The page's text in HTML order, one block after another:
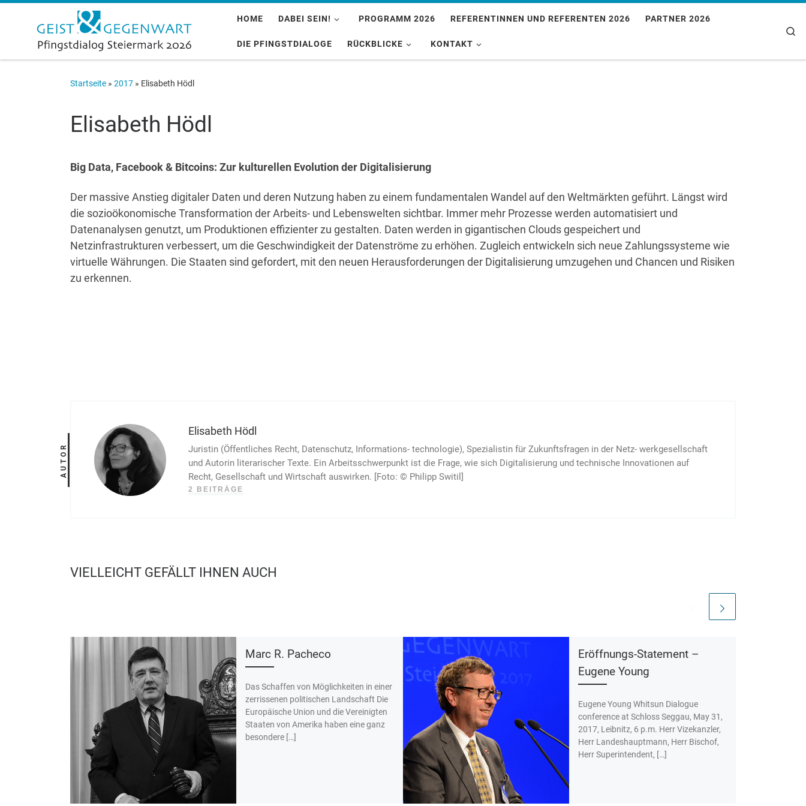
Zum Inhalt springen HOME DABEI SEIN! PROGRAMM 2026 REFERENTINNEN UND REFERENTEN 2026 PARTNER 2026
DIE PFINGSTDIALOGE RÜCKBLICKE KONTAKT
Startseite » 2017 » Elisabeth Hödl
Elisabeth Hödl
Big Data, Facebook & Bitcoins: Zur kulturellen Evolution der Digitalisierung
Der massive Anstieg digitaler Daten und deren Nutzung haben zu einem fundamentalen Wandel auf den Weltmärkten geführt. Längst wird
die sozioökonomische Transformation der Arbeits- und Lebenswelten sichtbar. Immer mehr Prozesse werden automatisiert und
Datenanalysen genutzt, um Produktionen effizienter zu gestalten. Daten werden in gigantischen Clouds gespeichert und
Netzinfrastrukturen verbessert, um die Geschwindigkeit der Datenströme zu erhöhen. Zugleich entwickeln sich neue Zahlungssysteme wie
virtuelle Währungen. Die Staaten sind gefordert, mit den neuen Herausforderungen der Digitalisierung umzugehen und Chancen und Risiken
zu erkennen.
AUTOR
Elisabeth Hödl
Juristin (Öffentliches Recht, Datenschutz, Informations- technologie), Spezialistin für Zukunftsfragen in der Netz- werkgesellschaft
und Autorin literarischer Texte. Ein Arbeitsschwerpunkt ist die Frage, wie sich Digitalisierung und technische Innovationen auf
Recht, Gesellschaft und Wirtschaft auswirken. [Foto: © Philipp Switil]
2 BEITRÄGE
VIELLEICHT GEFÄLLT IHNEN AUCH
Marc R. Pacheco
Das Schaffen von Möglichkeiten in einer
zerrissenen politischen Landschaft Die
Europäische Union und die Vereinigten
Staaten von Amerika haben eine ganz
besondere […]
Eröffnungs-Statement –
Eugene Young
Eugene Young Whitsun Dialogue
conference at Schloss Seggau, May 31,
2017, Leibnitz, 6 p.m. Herr Vizekanzler,
Herr Landeshauptmann, Herr Bischof,
Herr Superintendent, […]